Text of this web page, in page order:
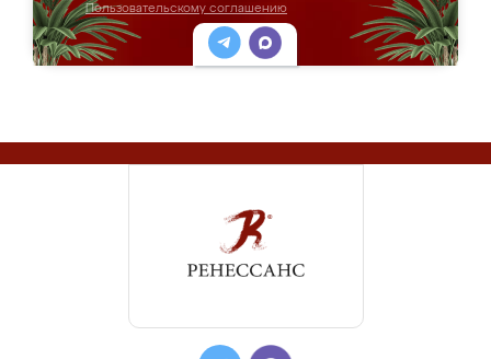
Пользовательскому соглашению